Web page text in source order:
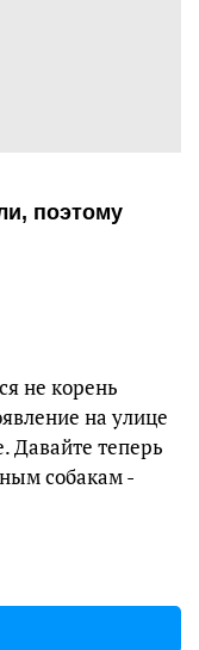
поэтому
не корень
на улице
Давайте теперь
собакам -